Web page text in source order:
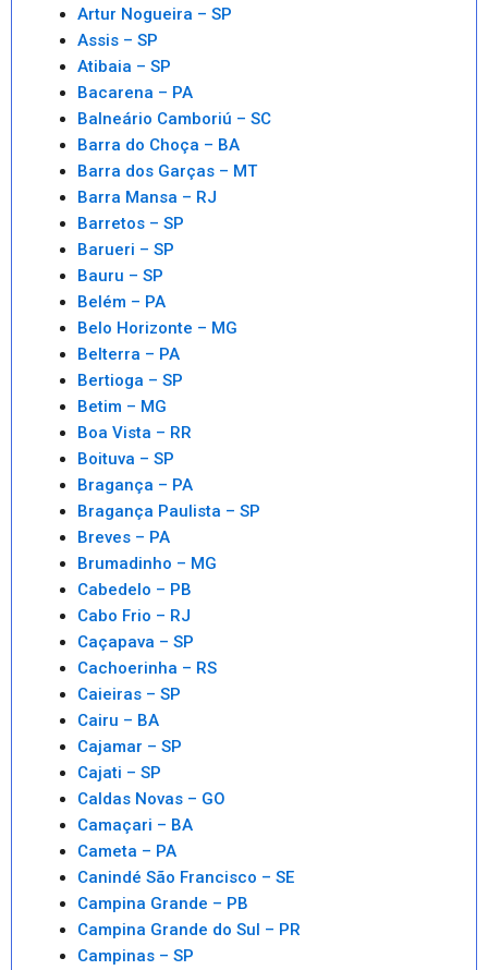
Artur Nogueira – SP
Assis – SP
Atibaia – SP
Bacarena – PA
Balneário Camboriú – SC
Barra do Choça – BA
Barra dos Garças – MT
Barra Mansa – RJ
Barretos – SP
Barueri – SP
Bauru – SP
Belém – PA
Belo Horizonte – MG
Belterra – PA
Bertioga – SP
Betim – MG
Boa Vista – RR
Boituva – SP
Bragança – PA
Bragança Paulista – SP
Breves – PA
Brumadinho – MG
Cabedelo – PB
Cabo Frio – RJ
Caçapava – SP
Cachoerinha – RS
Caieiras – SP
Cairu – BA
Cajamar – SP
Cajati – SP
Caldas Novas – GO
Camaçari – BA
Cameta – PA
Canindé São Francisco – SE
Campina Grande – PB
Campina Grande do Sul – PR
Campinas – SP